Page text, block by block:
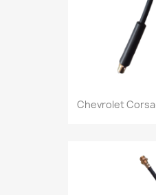
Chevrolet